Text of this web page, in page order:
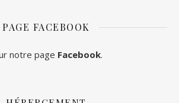
PAGE FACEBOOK
notre page Facebook.